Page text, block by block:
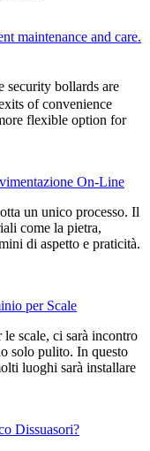
maintenance and care.
security bollards are
of convenience
flexible option for
On-Line
un unico processo. Il
come la pietra,
di aspetto e praticità.
per Scale
scale, ci sarà incontro
solo pulito. In questo
luoghi sarà installare
Dissuasori?